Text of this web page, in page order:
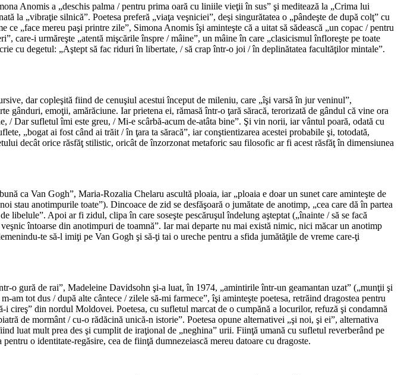
Anomis a „deschis palma / pentru prima oară cu liniile vieţii în sus” şi meditează la „Crima lui
la „vibraţie silnică”. Poetesa preferă „viaţa veşniciei”, deşi singurătatea o „pândeşte de după colţ” cu
„face mereu paşi printre zile”, Simona Anomis îşi aminteşte că a uitat să sădească „un copac / pentru
care-i urmăreşte „atentă mişcările înspre / mâine”, un mâine în care „clasicismul înfloreşte pe toate
cu degetul: „Aştept să fac riduri în libertate, / să crap într-o joi / în deplinătatea facultăţilor mintale”.
dar copleşită fiind de cenuşiul acestui început de mileniu, care „îşi varsă în jur veninul”,
emoţii, amărăciune. Iar prietena ei, rămasă într-o ţară săracă, terorizată de gândul că vine ora
Dar sufletul îmi este greu, / Mi-e scârbă-acum de-atâta bine”. Şi vin norii, iar vântul poară, odată cu
„bogat ai fost când ai trăit / în ţara ta săracă”, iar conştientizarea acestei probabile şi, totodată,
decât orice răsfăţ stilistic, oricât de înzorzonat metaforic sau filosofic ar fi acest răsfăţ în dimensiunea
ca Van Gogh”, Maria-Rozalia Chelaru ascultă ploaia, iar „ploaia e doar un sunet care aminteşte de
anotimpurile toate”). Dincoace de zid se desfăşoară o jumătate de anotimp, „cea care dă în partea
libelule”. Apoi ar fi zidul, clipa în care soseşte pescăruşul îndelung aşteptat („înainte / să se facă
întoarse din anotimpuri de toamnă”. Iar mai departe nu mai există nimic, nici măcar un anotimp
te să-l imiţi pe Van Gogh şi să-ţi tai o ureche pentru a sfida jumătăţile de vreme care-ţi
o gură de rai”, Madeleine Davidsohn şi-a luat, în 1974, „amintirile într-un geamantan uzat” („munţii şi
tot dus / după alte cântece / zilele să-mi farmece”, îşi aminteşte poetesa, retrăind dragostea pentru
cireş” din nordul Moldovei. Poetesa, cu sufletul marcat de o cumpănă a locurilor, refuză şi condamnă
de mormânt / cu-o rădăcină unică-n istorie”. Poetesa opune alternativei „şi noi, şi ei”, alternativa
luat mult prea des şi cumplit de iraţional de „neghina” urii. Fiinţă umană cu sufletul reverberând pe
o identitate-regăsire, cea de fiinţă dumnezeiască mereu datoare cu dragoste.